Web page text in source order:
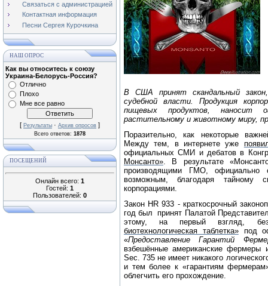
Связаться с администрацией
Контактная информация
Песни Сергея Курочкина
НАШ ОПРОС
Как вы относитесь к союзу
Украина-Белорусь-Россия?
Отлично
Плохо
Мне все равно
[ Результаты · Архив опросов ]
Всего ответов: 1878
ПОСЕЩЕНИЙ
Онлайн всего: 1
Гостей: 1
Пользователей: 0
В США принят скандальный
судебной власти. Продукция
пищевых продуктов, наносит
растительному и животному миру,
Поразительно, как некоторые
Между тем, в интернете уже
официальных СМИ и дебатов в
Монсанто».
В результате
производящими ГМО, официально
возможным, благодаря тайному
корпорациями.
Закон HR 933 - краткосрочный
год был принят Палатой
этому, на первый взгляд,
биотехнологическая таблетка»под
«Предоставление Гарантий
взбешённые американские фермеры
Sec. 735 не имеет никакого
и тем более к «гарантиям
облегчить его прохождение.